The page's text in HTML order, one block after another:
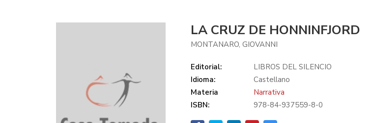
LA CRUZ DE HONNINFJORD
MONTANARO, GIOVANNI
Editorial:
LIBROS DEL SILENCIO
Idioma:
Castellano
Materia
Narrativa
ISBN:
978-84-937559-8-0